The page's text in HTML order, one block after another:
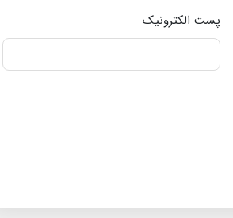
پست الکترونیک